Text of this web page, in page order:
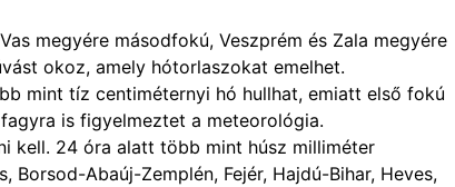
megyére másodfokú, Veszprém és Zala megyére
okoz, amely hótorlaszokat emelhet.
mint tíz centiméternyi hó hullhat, emiatt első fokú
is figyelmeztet a meteorológia.
kell. 24 óra alatt több mint húsz milliméter
Abaúj-Zemplén, Fejér, Hajdú-Bihar, Heves,